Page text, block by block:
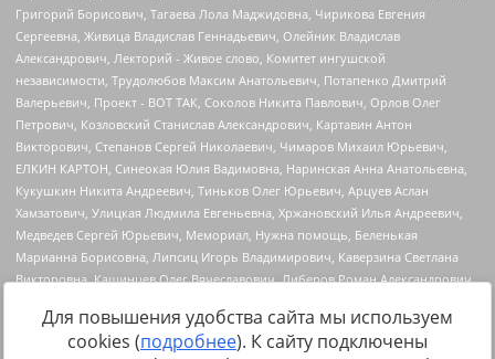
Для повышения удобства сайта мы используем
cookies (подробнее). К сайту подключены